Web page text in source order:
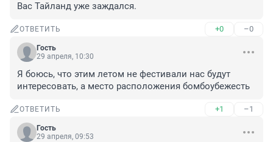
Вас Тайланд уже заждался.
ОТВЕТИТЬ +0 –0
Гость
29 апреля, 10:30
Я боюсь, что этим летом не фестивали нас будут
интересовать, а место расположения бомбоубежесть
ОТВЕТИТЬ +1 –1
Гость
29 апреля, 09:53